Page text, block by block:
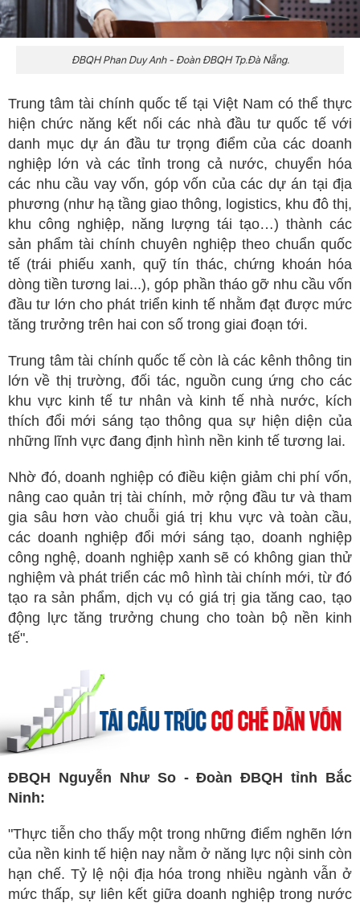
ĐBQH Phan Duy Anh - Đoàn ĐBQH Tp.Đà Nẵng.
Trung tâm tài chính quốc tế tại Việt Nam có thể thực
hiện chức năng kết nối các nhà đầu tư quốc tế với
danh mục dự án đầu tư trọng điểm của các doanh
nghiệp lớn và các tỉnh trong cả nước, chuyển hóa
các nhu cầu vay vốn, góp vốn của các dự án tại địa
phương (như hạ tầng giao thông, logistics, khu đô thị,
khu công nghiệp, năng lượng tái tạo…) thành các
sản phẩm tài chính chuyên nghiệp theo chuẩn quốc
tế (trái phiếu xanh, quỹ tín thác, chứng khoán hóa
dòng tiền tương lai...), góp phần tháo gỡ nhu cầu vốn
đầu tư lớn cho phát triển kinh tế nhằm đạt được mức
tăng trưởng trên hai con số trong giai đoạn tới.
Trung tâm tài chính quốc tế còn là các kênh thông tin
lớn về thị trường, đối tác, nguồn cung ứng cho các
khu vực kinh tế tư nhân và kinh tế nhà nước, kích
thích đổi mới sáng tạo thông qua sự hiện diện của
những lĩnh vực đang định hình nền kinh tế tương lai.
Nhờ đó, doanh nghiệp có điều kiện giảm chi phí vốn,
nâng cao quản trị tài chính, mở rộng đầu tư và tham
gia sâu hơn vào chuỗi giá trị khu vực và toàn cầu,
các doanh nghiệp đổi mới sáng tạo, doanh nghiệp
công nghệ, doanh nghiệp xanh sẽ có không gian thử
nghiệm và phát triển các mô hình tài chính mới, từ đó
tạo ra sản phẩm, dịch vụ có giá trị gia tăng cao, tạo
động lực tăng trưởng chung cho toàn bộ nền kinh
tế".
ĐBQH Nguyễn Như So - Đoàn ĐBQH tỉnh Bắc
Ninh:
"Thực tiễn cho thấy một trong những điểm nghẽn lớn
của nền kinh tế hiện nay nằm ở năng lực nội sinh còn
hạn chế. Tỷ lệ nội địa hóa trong nhiều ngành vẫn ở
mức thấp, sự liên kết giữa doanh nghiệp trong nước